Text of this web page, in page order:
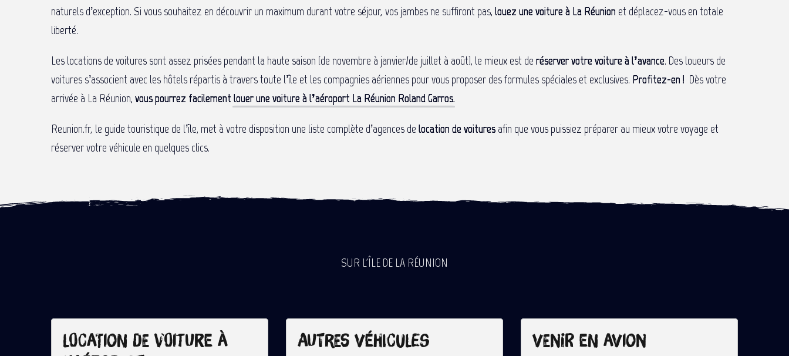
naturels d’exception. Si vous souhaitez en découvrir un maximum durant votre séjour, vos jambes ne suffiront pas, louez une voiture à La Réunion et déplacez-vous en totale
liberté.
Les locations de voitures sont assez prisées pendant la haute saison (de novembre à janvier/de juillet à août), le mieux est de réserver votre voiture à l’avance. Des loueurs de
voitures s’associent avec les hôtels répartis à travers toute l’île et les compagnies aériennes pour vous proposer des formules spéciales et exclusives. Profitez-en ! Dès votre
arrivée à La Réunion, vous pourrez facilement louer une voiture à l’aéroport La Réunion Roland Garros.
Reunion.fr, le guide touristique de l’île, met à votre disposition une liste complète d’agences de location de voitures afin que vous puissiez préparer au mieux votre voyage et
réserver votre véhicule en quelques clics.
SUR L'ÎLE DE LA RÉUNION
Location de voiture à
Autres véhicules Venir en avion